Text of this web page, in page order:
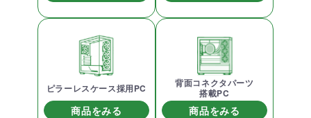
ピラーレスケース採用PC
商品をみる
背面コネクタパーツ
搭載PC
商品をみる